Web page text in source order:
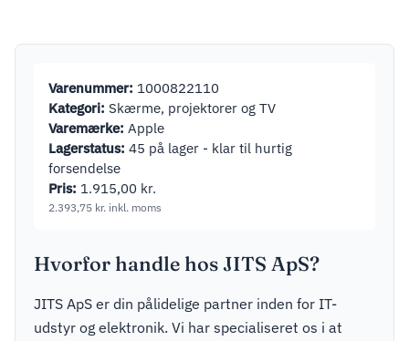
Varenummer: 1000822110
Kategori: Skærme, projektorer og TV
Varemærke: Apple
Lagerstatus: 45 på lager - klar til hurtig
forsendelse
Pris: 1.915,00 kr.
2.393,75 kr. inkl. moms
Hvorfor handle hos JITS ApS?
JITS ApS er din pålidelige partner inden for IT-
udstyr og elektronik. Vi har specialiseret os i at